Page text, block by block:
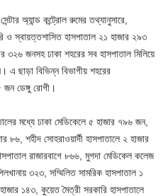
অ্যান্ড কন্ট্রোল রুমের তথ্যানুসারে,
ও স্বায়ত্তশাসিত হাসপাতাল ২১ হাজার ২৯৩
৩২৬ জনসহ ঢাকা শহরের সব হাসপাতাল মিলিয়ে
এ ছাড়া বিভিন্ন বিভাগীয় শহরের
জন ডেঙ্গু রোগী।
মধ্যে ঢাকা মেডিকেলে ৫ হাজার ৭৯৬ জন,
৮৬, শহীদ সোহরাওয়ার্দী হাসপাতালে ২ হাজার
রাজারবাগে ৮৬৬, মুগদা মেডিকেল কলেজ
৩২৩, সম্মিলিত সামরিক হাসপাতাল ১
১৪৩, কুয়েত মৈত্রী সরকারি হাসপাতালে